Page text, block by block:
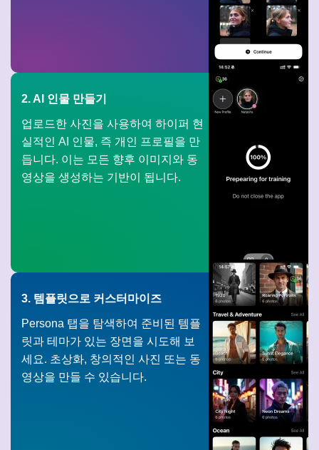
2. AI 인물 만들기
업로드한 사진을 사용하여 하이퍼 현
실적인 AI 인물, 즉 개인 프로필을 만
듭니다. 이는 모든 향후 이미지와 동
영상을 생성하는 기반이 됩니다.
3. 템플릿으로 커스터마이즈
Persona 탭을 탐색하여 준비된 템플
릿과 테마가 있는 장면을 시도해 보
세요. 초상화, 창의적인 사진 또는 동
영상을 만들 수 있습니다.